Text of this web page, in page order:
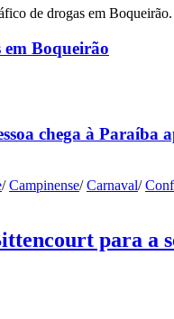
Boqueirão
chega à Paraíba
/ Campinense/ Carnaval/
para a